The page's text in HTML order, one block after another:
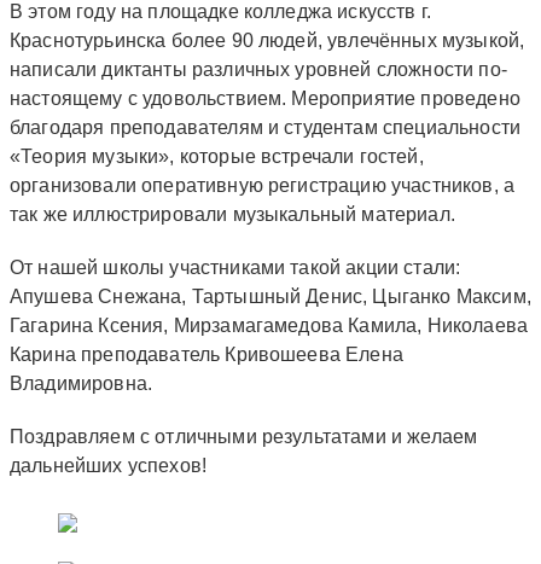
В этом году на площадке колледжа искусств г.
Краснотурьинска более 90 людей, увлечённых музыкой,
написали диктанты различных уровней сложности по-
настоящему с удовольствием. Мероприятие проведено
благодаря преподавателям и студентам специальности
«Теория музыки», которые встречали гостей,
организовали оперативную регистрацию участников, а
так же иллюстрировали музыкальный материал.
От нашей школы участниками такой акции стали:
Апушева Снежана, Тартышный Денис, Цыганко Максим,
Гагарина Ксения, Мирзамагамедова Камила, Николаева
Карина преподаватель Кривошеева Елена
Владимировна.
Поздравляем с отличными результатами и желаем
дальнейших успехов!